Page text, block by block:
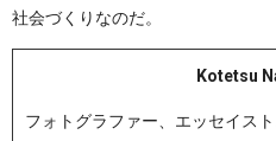
社会づくりなのだ。
Kotetsu
フォトグラファー、エッセイス